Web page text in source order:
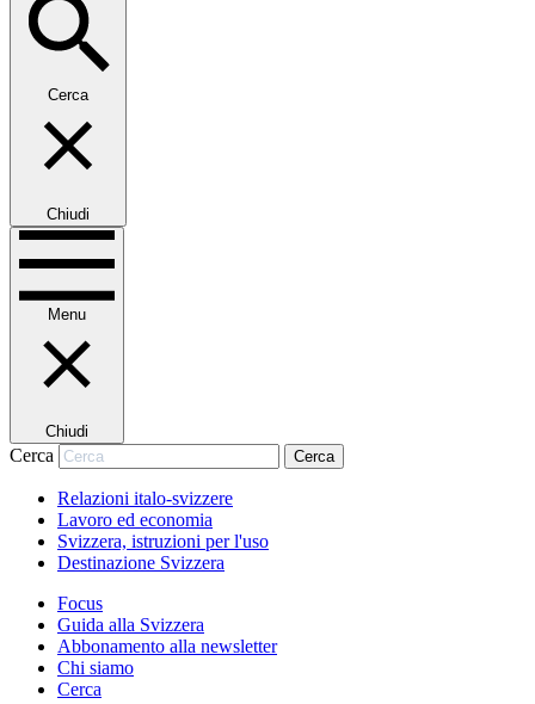
Cerca
Chiudi
Menu
Chiudi
Cerca Cerca
Relazioni italo-svizzere
Lavoro ed economia
Svizzera, istruzioni per l'uso
Destinazione Svizzera
Focus
Guida alla Svizzera
Abbonamento alla newsletter
Chi siamo
Cerca